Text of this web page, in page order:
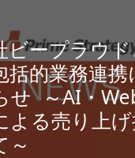
ビープラウ
括的業務連携
せ ～AI・
よる売り上
～